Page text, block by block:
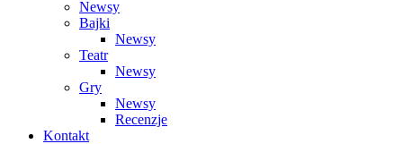
Newsy
Bajki
Newsy
Teatr
Newsy
Gry
Newsy
Recenzje
Kontakt